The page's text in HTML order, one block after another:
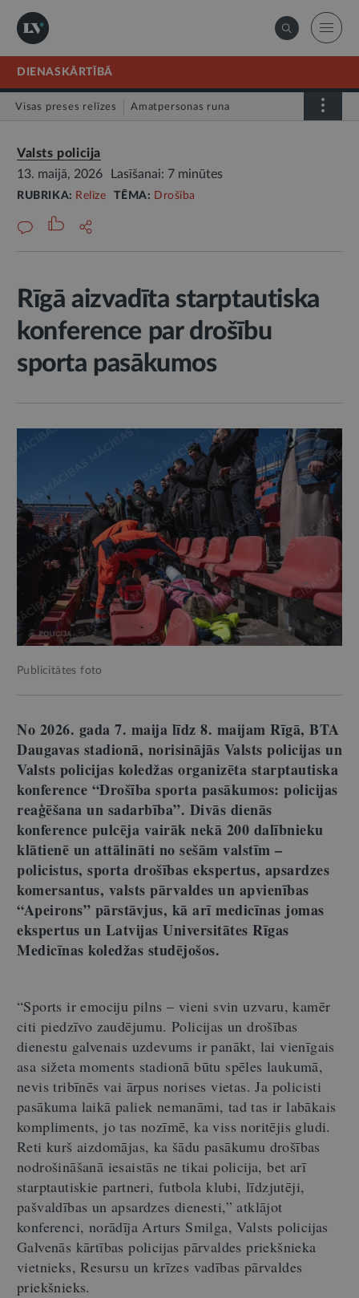
DIENASKĀRTĪBĀ
Visas preses relīzes Amatpersonas runa
Valsts policija
13. maijā, 2026
Lasīšanai: 7 minūtes
RUBRIKA: Relīze TĒMA: Drošība
Rīgā aizvadīta starptautiska
konference par drošību
sporta pasākumos
Publicitātes foto
No 2026. gada 7. maija līdz 8. maijam Rīgā, BTA
Daugavas stadionā, norisinājās Valsts policijas un
Valsts policijas koledžas organizēta starptautiska
konference “Drošība sporta pasākumos: policijas
reaģēšana un sadarbība”. Divās dienās
konference pulcēja vairāk nekā 200 dalībnieku
klātienē un attālināti no sešām valstīm –
policistus, sporta drošības ekspertus, apsardzes
komersantus, valsts pārvaldes un apvienības
“Apeirons” pārstāvjus, kā arī medicīnas jomas
ekspertus un Latvijas Universitātes Rīgas
Medicīnas koledžas studējošos.
“Sports ir emociju pilns – vieni svin uzvaru, kamēr
citi piedzīvo zaudējumu. Policijas un drošības
dienestu galvenais uzdevums ir panākt, lai vienīgais
asa sižeta moments stadionā būtu spēles laukumā,
nevis tribīnēs vai ārpus norises vietas. Ja policisti
pasākuma laikā paliek nemanāmi, tad tas ir labākais
kompliments, jo tas nozīmē, ka viss noritējis gludi.
Reti kurš aizdomājas, ka šādu pasākumu drošības
nodrošināšanā iesaistās ne tikai policija, bet arī
starptautiskie partneri, futbola klubi, līdzjutēji,
pašvaldības un apsardzes dienesti,” atklājot
konferenci, norādīja Arturs Smilga, Valsts policijas
Galvenās kārtības policijas pārvaldes priekšnieka
vietnieks, Resursu un krīzes vadības pārvaldes
priekšnieks.